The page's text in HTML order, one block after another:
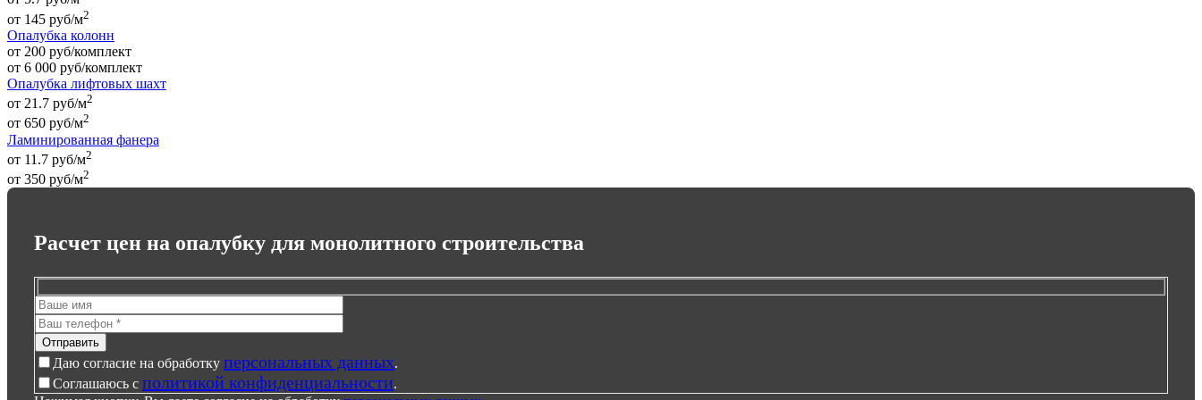
от 145 руб/м2
Опалубка колонн
от 200 руб/комплект
от 6 000 руб/комплект
Опалубка лифтовых шахт
от 21.7 руб/м2
от 650 руб/м2
Ламинированная фанера
от 11.7 руб/м2
от 350 руб/м2
Расчет цен на опалубку для монолитного строительства
Даю согласие на обработку персональных данных.
Соглашаюсь с политикой конфиденциальности.